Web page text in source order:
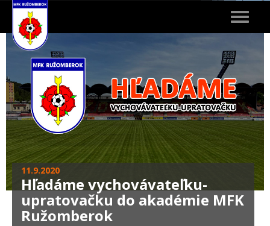
Toggle
11.9.2020
Hľadáme vychovávateľku-
upratovačku do akadémie MFK
Ružomberok